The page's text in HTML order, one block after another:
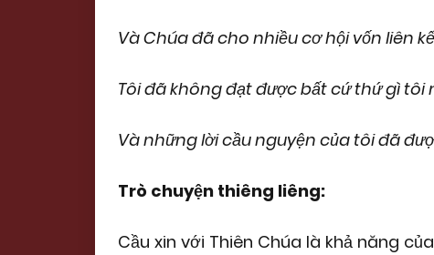
Và Chúa đã cho nhiều cơ hội vốn liên
Tôi đã không đạt được bất cứ thứ gì
Và những lời cầu nguyện của tôi đã
Trò chuyện thiêng liêng:
Cầu xin với Thiên Chúa là khả năng